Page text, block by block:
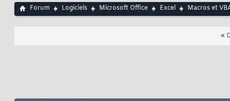
Forum
Logiciels Microsoft Office Excel Macros et
«